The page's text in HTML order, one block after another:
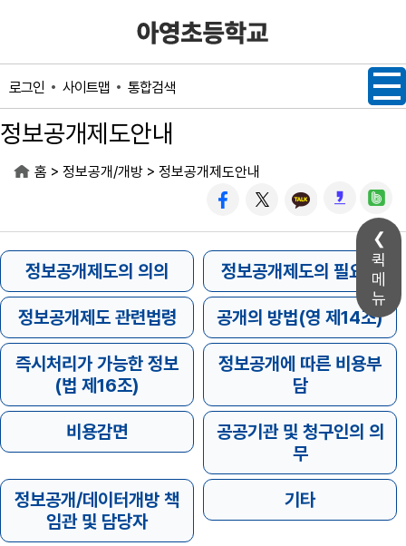
퀵
메
뉴
로그인 사이트맵 통합검색
정보공개제도안내
홈 > 정보공개/개방 > 정보공개제도안내